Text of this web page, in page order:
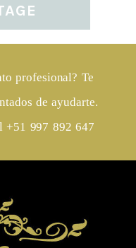
profesional? Te
de ayudarte.
+51 997 892 647